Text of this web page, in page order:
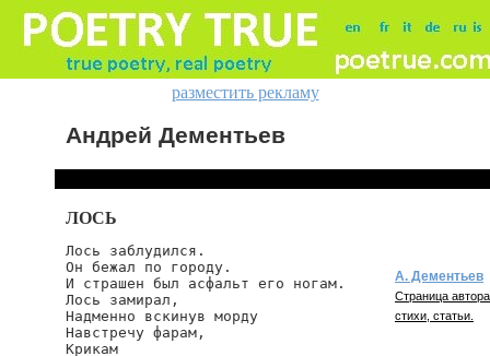
разместить рекламу
Андрей Дементьев
ЛОСЬ
Лось заблудился.
Он бежал по городу.
И страшен был асфальт его ногам.
Лось замирал,
Надменно вскинув морду
Навстречу фарам,
Крикам
А. Дементьев
Страница
стихи, статьи.